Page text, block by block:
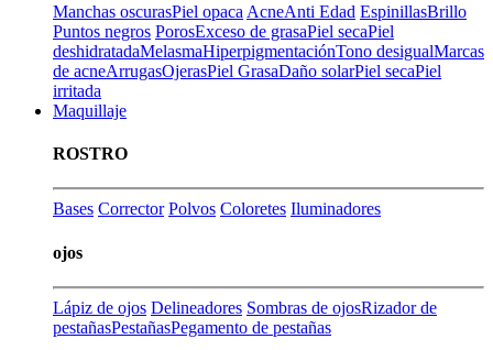
Manchas oscurasPiel opaca AcneAnti Edad EspinillasBrillo
Puntos negros PorosExceso de grasaPiel secaPiel
deshidratadaMelasmaHiperpigmentaciónTono desigualMarcas
de acneArrugasOjerasPiel GrasaDaño solarPiel secaPiel
irritada
Maquillaje
ROSTRO
Bases Corrector Polvos Coloretes Iluminadores
ojos
Lápiz de ojos Delineadores Sombras de ojosRizador de
pestañasPestañasPegamento de pestañas